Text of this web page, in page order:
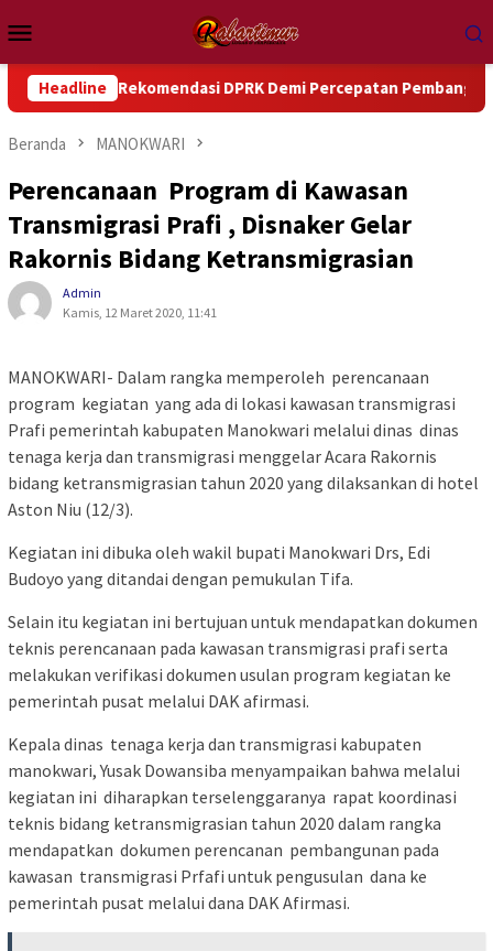
ke
kontenMobile
Headline
Rekomendasi DPRK Demi Percepatan Pembangunan Daerah
Beranda MANOKWARI
Perencanaan Program di Kawasan
Transmigrasi Prafi , Disnaker Gelar
Rakornis Bidang Ketransmigrasian
Admin
Kamis, 12 Maret 2020, 11:41
MANOKWARI- Dalam rangka memperoleh perencanaan
program kegiatan yang ada di lokasi kawasan transmigrasi
Prafi pemerintah kabupaten Manokwari melalui dinas dinas
tenaga kerja dan transmigrasi menggelar Acara Rakornis
bidang ketransmigrasian tahun 2020 yang dilaksankan di hotel
Aston Niu (12/3).
Kegiatan ini dibuka oleh wakil bupati Manokwari Drs, Edi
Budoyo yang ditandai dengan pemukulan Tifa.
Selain itu kegiatan ini bertujuan untuk mendapatkan dokumen
teknis perencanaan pada kawasan transmigrasi prafi serta
melakukan verifikasi dokumen usulan program kegiatan ke
pemerintah pusat melalui DAK afirmasi.
Kepala dinas tenaga kerja dan transmigrasi kabupaten
manokwari, Yusak Dowansiba menyampaikan bahwa melalui
kegiatan ini diharapkan terselenggaranya rapat koordinasi
teknis bidang ketransmigrasian tahun 2020 dalam rangka
mendapatkan dokumen perencanan pembangunan pada
kawasan transmigrasi Prfafi untuk pengusulan dana ke
pemerintah pusat melalui dana DAK Afirmasi.